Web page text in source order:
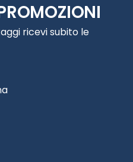
ricevi subito le